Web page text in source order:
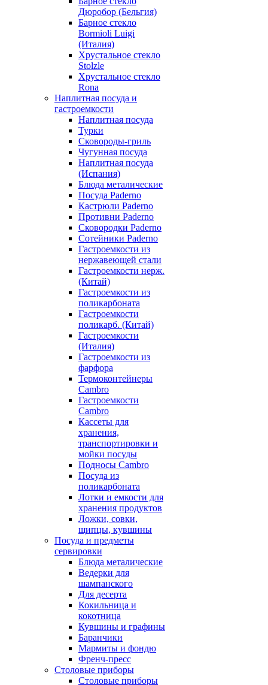
Дюробор (Бельгия)
Барное стекло
Bormioli Luigi
(Италия)
Хрустальное стекло
Stolzle
Хрустальное стекло
Rona
Наплитная посуда и
гастроемкости
Наплитная посуда
Турки
Сковороды-гриль
Чугунная посуда
Наплитная посуда
(Испания)
Блюда металические
Посуда Paderno
Кастрюли Paderno
Противни Paderno
Сковородки Paderno
Сотейники Paderno
Гастроемкости из
нержавеющей стали
Гастроемкости нерж.
(Китай)
Гастроемкости из
поликарбоната
Гастроемкости
поликарб. (Китай)
Гастроемкости
(Италия)
Гастроемкости из
фарфора
Термоконтейнеры
Cambro
Гастроемкости
Cambro
Кассеты для
хранения,
транспортировки и
мойки посуды
Подносы Cambro
Посуда из
поликарбоната
Лотки и емкости для
хранения продуктов
Ложки, совки,
щипцы, кувшины
Посуда и предметы
сервировки
Блюда металические
Ведерки для
шампанского
Для десерта
Кокильница и
кокотница
Кувшины и графины
Баранчики
Мармиты и фондю
Френч-пресс
Столовые приборы
Столовые приборы